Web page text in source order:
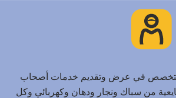
في عرض وتقديم خدمات أصحاب
من سباك ونجار ودهان وكهربائي وكل